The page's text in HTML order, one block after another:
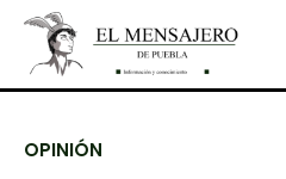
OPINIÓN